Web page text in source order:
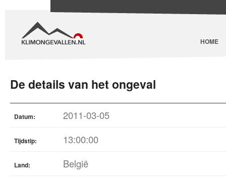
HOME
De details van het ongeval
Datum: 2011-03-05
Tijdstip: 13:00:00
Land: België